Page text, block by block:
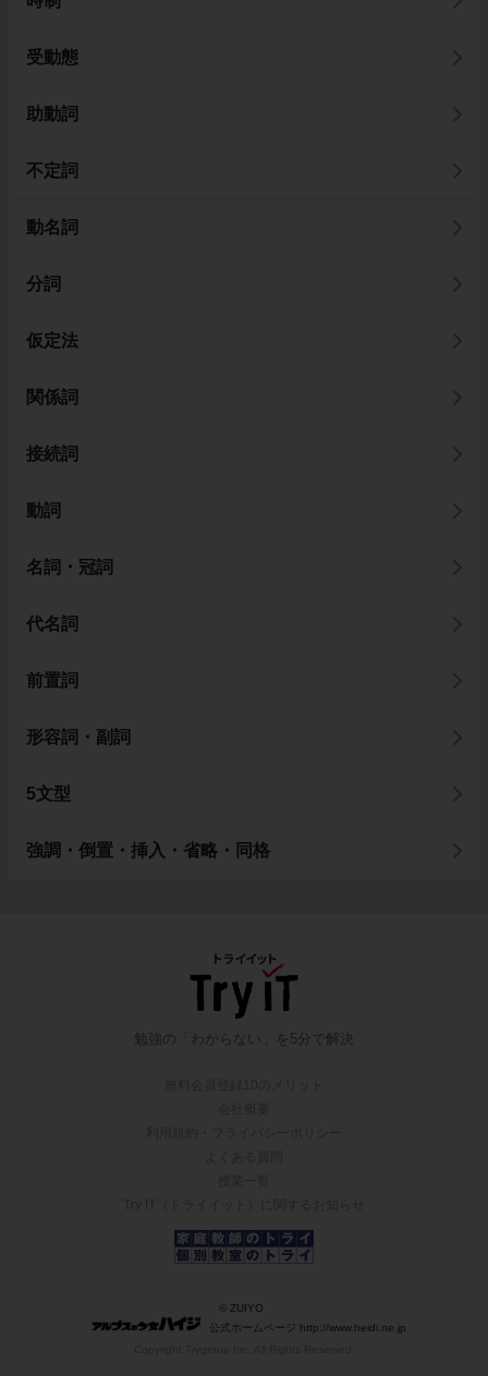
受動態
助動詞
不定詞
動名詞
分詞
仮定法
関係詞
接続詞
動詞
名詞・冠詞
代名詞
前置詞
形容詞・副詞
5文型
強調・倒置・挿入・省略・同格
勉強の「わからない」を5分で解決
© ZUIYO
公式ホームページ http://www.heidi.ne.jp